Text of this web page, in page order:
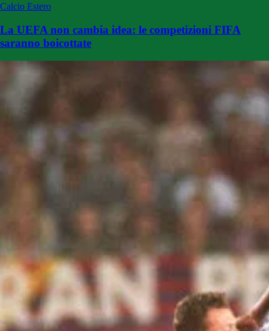
Calcio Estero
La UEFA non cambia idea: le competizioni FIFA
saranno boicottate